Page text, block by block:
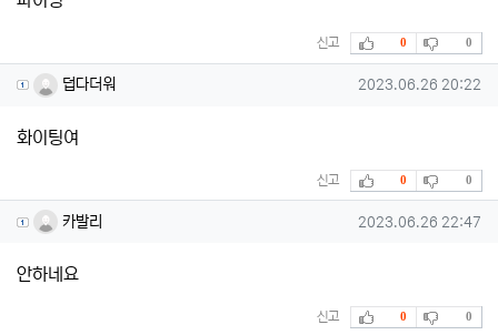
신고 추천
0 비추천
0
덥다더워님의 댓글
덥다더워 작성일
2023.06.26 20:22
화이팅여
신고 추천
0 비추천
0
카발리님의 댓글
카발리 작성일
2023.06.26 22:47
안하네요
신고 추천
0 비추천
0